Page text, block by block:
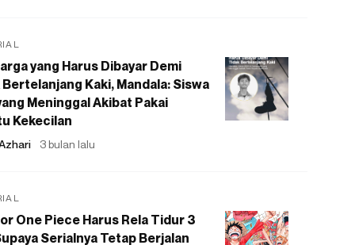
yang Harus Dibayar Demi
Kaki, Mandala: Siswa
Meninggal Akibat Pakai
Kekecilan
3 bulan lalu
One Piece Harus Rela Tidur 3
Serialnya Tetap Berjalan